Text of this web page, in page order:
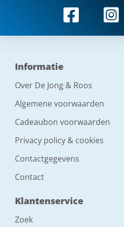
Informatie
Over De Jong & Roos
Algemene voorwaarden
Cadeaubon voorwaarden
Privacy policy & cookies
Contactgegevens
Contact
Klantenservice
Zoek